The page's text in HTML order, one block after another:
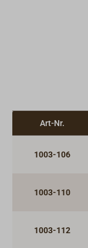
Art-Nr.
1003-106
1003-110
1003-112